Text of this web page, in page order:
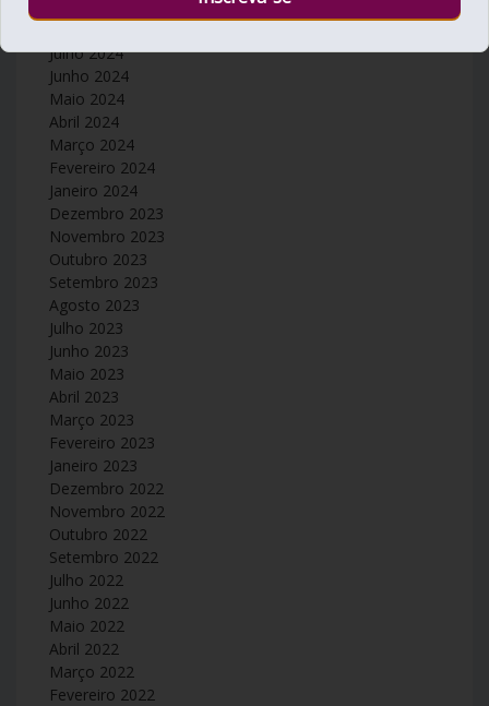
Julho 2024
Junho 2024
Maio 2024
Abril 2024
Março 2024
Fevereiro 2024
Janeiro 2024
Dezembro 2023
Novembro 2023
Outubro 2023
Setembro 2023
Agosto 2023
Julho 2023
Junho 2023
Maio 2023
Abril 2023
Março 2023
Fevereiro 2023
Janeiro 2023
Dezembro 2022
Novembro 2022
Outubro 2022
Setembro 2022
Julho 2022
Junho 2022
Maio 2022
Abril 2022
Março 2022
Fevereiro 2022